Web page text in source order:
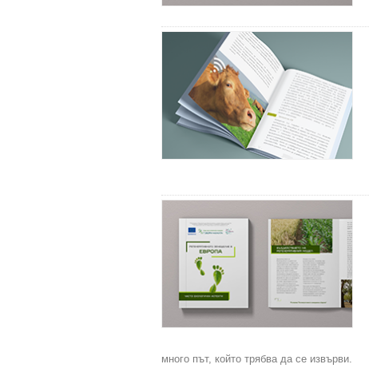
много път, който трябва да се извърви.